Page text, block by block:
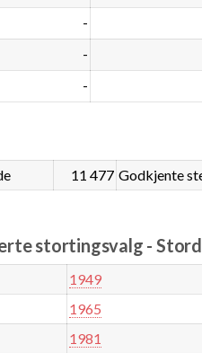
-
-
-
11 477 Godkjente
stortingsvalg - Stord
1949
1965
1981